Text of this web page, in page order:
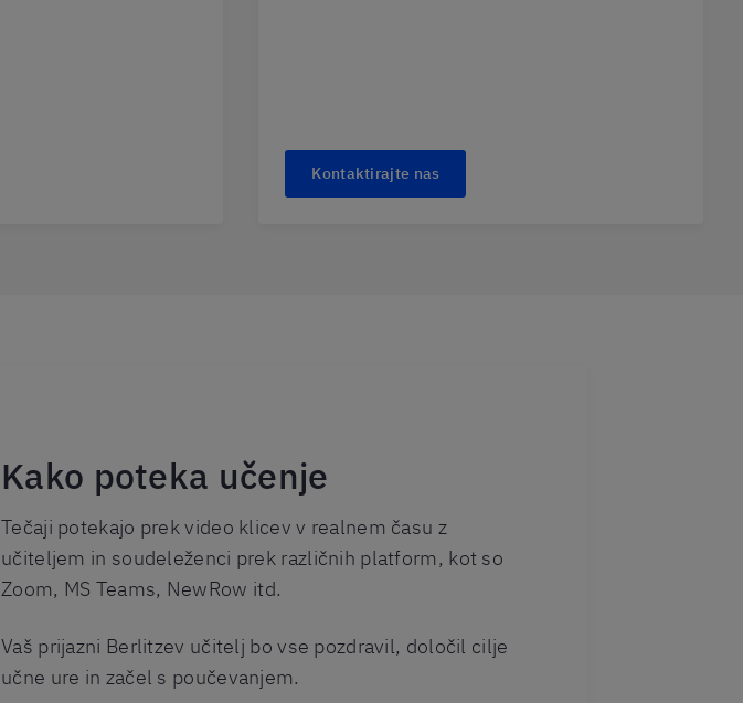
Kontaktirajte nas
Kako poteka učenje
Tečaji potekajo prek video klicev v realnem času z
učiteljem in soudeleženci prek različnih platform, kot so
Zoom, MS Teams, NewRow itd.
Vaš prijazni Berlitzev učitelj bo vse pozdravil, določil cilje
učne ure in začel s poučevanjem.